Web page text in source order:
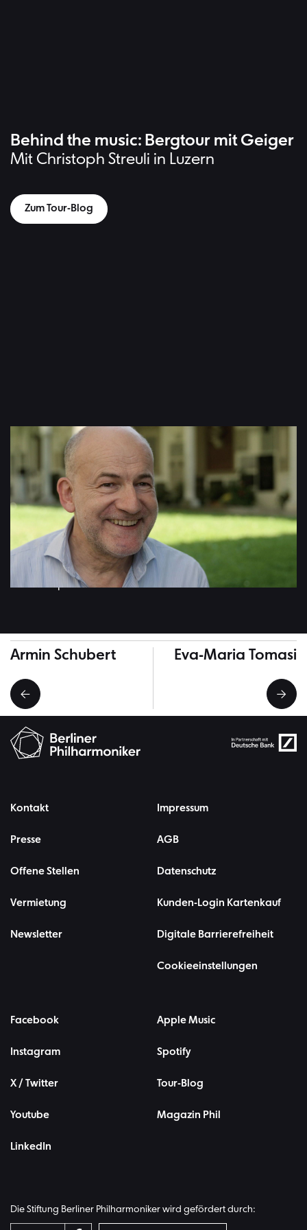
Behind the music: Bergtour mit Geiger
Mit Christoph Streuli in Luzern
Zum Tour-Blog
Video: Adam Janisch, Tobias Möller
Christoph Streuli nimmt uns mit durch seine Geburtsstadt
Luzern. Er zeigt uns das wunderschön über dem
Vierwaldstättersee gelegene Konservatorium und
erklärt, worauf es beim Spielen in der Gruppe der
Zweiten Geigen ankommt. Und er geht der spannenden
Frage nach, wie es wohl wäre, wenn Bedřich Smetanas
Werk
Mein Vaterland
nicht in Tschechien, sondern in der
Schweiz spielen würde.
Weitere Musiker*innen
Armin Schubert Eva-Maria Tomasi
Kontakt
Presse
Offene Stellen
Vermietung
Newsletter
Impressum
AGB
Datenschutz
Kunden-Login Kartenkauf
Digitale Barrierefreiheit
Cookieeinstellungen
Facebook
Instagram
X / Twitter
Youtube
LinkedIn
Apple Music
Spotify
Tour-Blog
Magazin Phil
Die Stiftung Berliner Philharmoniker wird gefördert durch: